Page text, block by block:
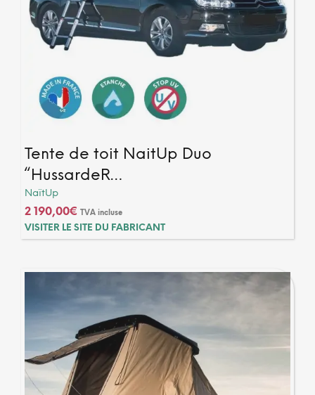
Tente de toit NaitUp Duo
“HussardeR…
NaïtUp
2 190,00€ TVA incluse
VISITER LE SITE DU FABRICANT